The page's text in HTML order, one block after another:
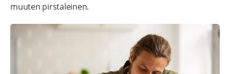
muuten pirstaleinen.